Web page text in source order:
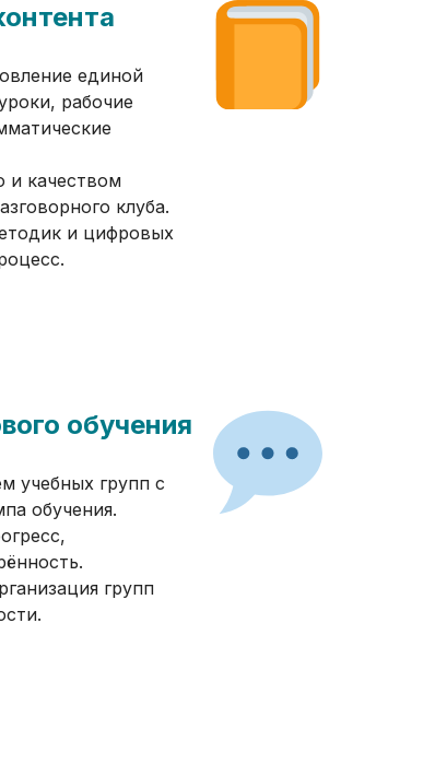
единой
рабочие
и качеством
клуба.
и цифровых
обучения
учебных групп с
обучения.
групп